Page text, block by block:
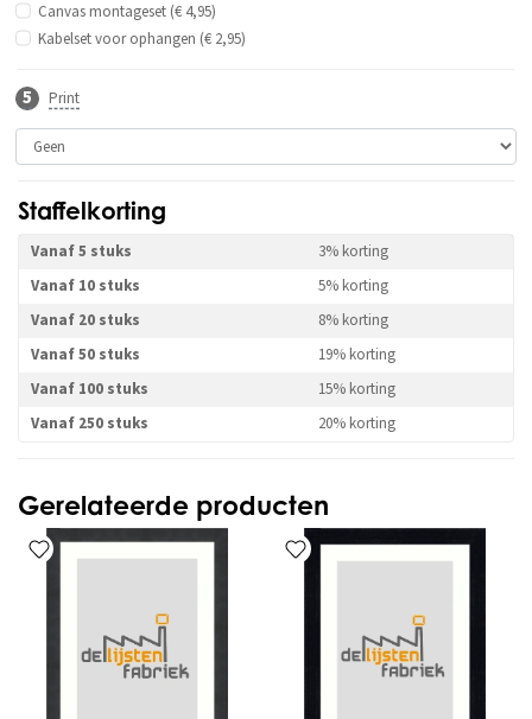
Canvas montageset (€ 4,95)
Kabelset voor ophangen (€ 2,95)
Print
Staffelkorting
Vanaf 5 stuks
3% korting
Vanaf 10 stuks
5% korting
Vanaf 20 stuks
8% korting
Vanaf 50 stuks
19% korting
Vanaf 100 stuks
15% korting
Vanaf 250 stuks
20% korting
Gerelateerde producten